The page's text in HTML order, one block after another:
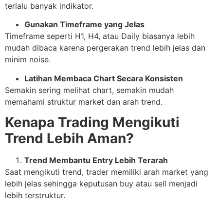
terlalu banyak indikator.
Gunakan Timeframe yang Jelas
Timeframe seperti H1, H4, atau Daily biasanya lebih
mudah dibaca karena pergerakan trend lebih jelas dan
minim noise.
Latihan Membaca Chart Secara Konsisten
Semakin sering melihat chart, semakin mudah
memahami struktur market dan arah trend.
Kenapa Trading Mengikuti
Trend Lebih Aman?
Trend Membantu Entry Lebih Terarah
Saat mengikuti trend, trader memiliki arah market yang
lebih jelas sehingga keputusan buy atau sell menjadi
lebih terstruktur.